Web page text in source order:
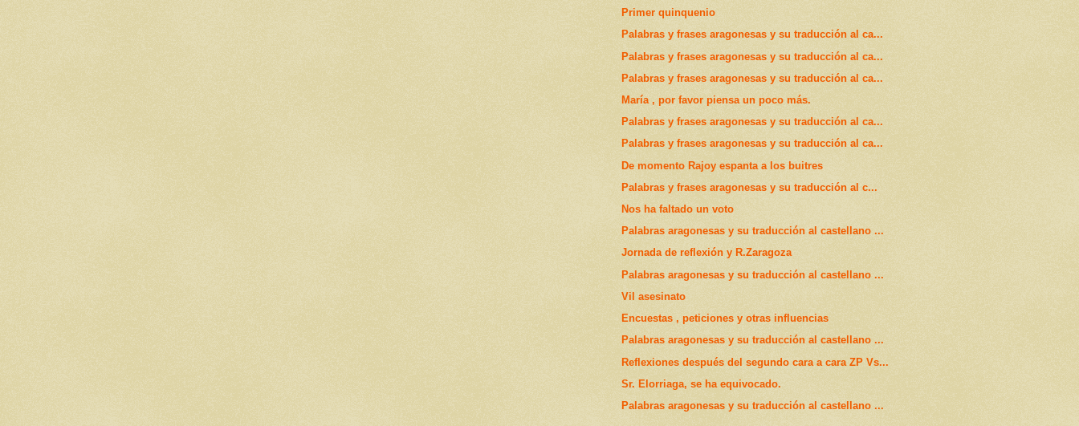
Primer quinquenio
Palabras y frases aragonesas y su traducción al ca...
Palabras y frases aragonesas y su traducción al ca...
Palabras y frases aragonesas y su traducción al ca...
María , por favor piensa un poco más.
Palabras y frases aragonesas y su traducción al ca...
Palabras y frases aragonesas y su traducción al ca...
De momento Rajoy espanta a los buitres
Palabras y frases aragonesas y su traducción al c...
Nos ha faltado un voto
Palabras aragonesas y su traducción al castellano ...
Jornada de reflexión y R.Zaragoza
Palabras aragonesas y su traducción al castellano ...
Vil asesinato
Encuestas , peticiones y otras influencias
Palabras aragonesas y su traducción al castellano ...
Reflexiones después del segundo cara a cara ZP Vs...
Sr. Elorriaga, se ha equivocado.
Palabras aragonesas y su traducción al castellano ...